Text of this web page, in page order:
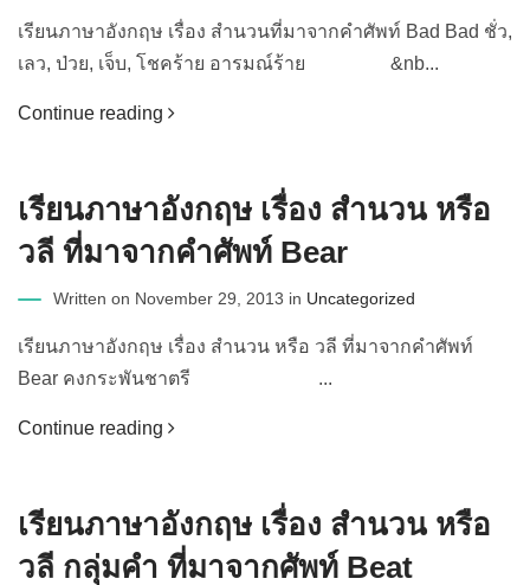
เรียนภาษาอังกฤษ เรื่อง สำนวนที่มาจากคำศัพท์ Bad Bad ชั่ว,
เลว, ป่วย, เจ็บ, โชคร้าย อารมณ์ร้าย &nb...
Continue reading
เรียนภาษาอังกฤษ เรื่อง สำนวน หรือ
วลี ที่มาจากคำศัพท์ Bear
Written on November 29, 2013 in Uncategorized
เรียนภาษาอังกฤษ เรื่อง สำนวน หรือ วลี ที่มาจากคำศัพท์
Bear คงกระพันชาตรี ...
Continue reading
เรียนภาษาอังกฤษ เรื่อง สำนวน หรือ
วลี กลุ่มคำ ที่มาจากศัพท์ Beat